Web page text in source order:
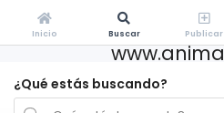
¿Qué estás buscando?
Inicio Buscar Publicar